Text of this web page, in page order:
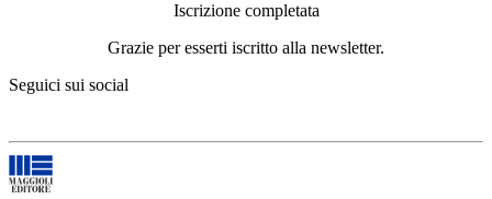
Iscrizione completata
Grazie per esserti iscritto alla newsletter.
Seguici sui social